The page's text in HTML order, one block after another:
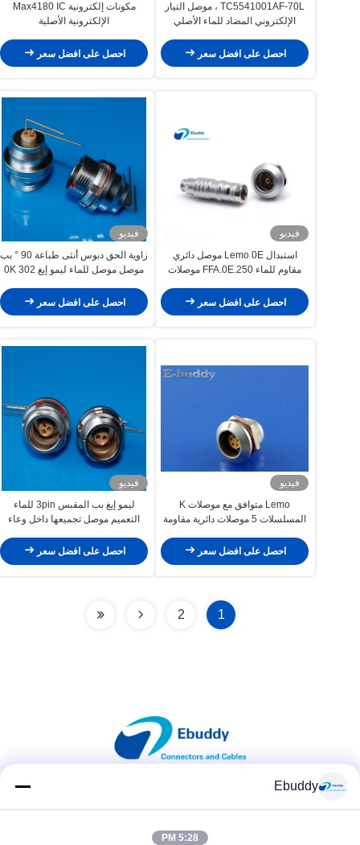
TC5541001AF-70L ، موصل التيار
الإلكتروني المضاد للماء الأصلي
احصل على افضل سعر
مكونات إلكترونية Max4180 IC
الإلكترونية الأصلية
احصل على افضل سعر
فيديو
استبدال Lemo 0E موصل دائري
مقاوم للماء FFA.0E.250 موصلات
احصل على افضل سعر
فيديو
زاوية الحق دبوس أنثى طباعة 90 ° بب
موصل موصل للماء ليمو إيغ 0K 302
احصل على افضل سعر
فيديو
Lemo متوافق مع موصلات K
المسلسلات 5 موصلات دائرية مقاومة
احصل على افضل سعر
فيديو
ليمو إيغ بب المقبس 3pin للماء
التعميم موصل تجميعها داخل وعاء
احصل على افضل سعر
1
2
Ebuddy
5:28 PM